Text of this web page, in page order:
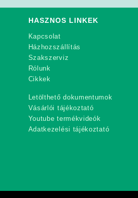
HASZNOS LINKEK
Kapcsolat
Házhozszállítás
Szakszerviz
Rólunk
Cikkek
Letölthető dokumentumok
Vásárlói tájékoztató
Youtube termékvideók
Adatkezelési tájékoztató